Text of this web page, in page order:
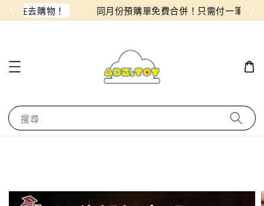
！ 同月份預購單免費合併！只需付一筆運費
搜尋